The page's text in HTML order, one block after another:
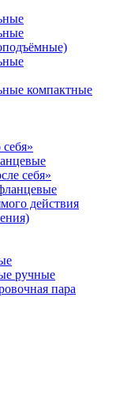
компактные
себя»
действия
ручные
пара